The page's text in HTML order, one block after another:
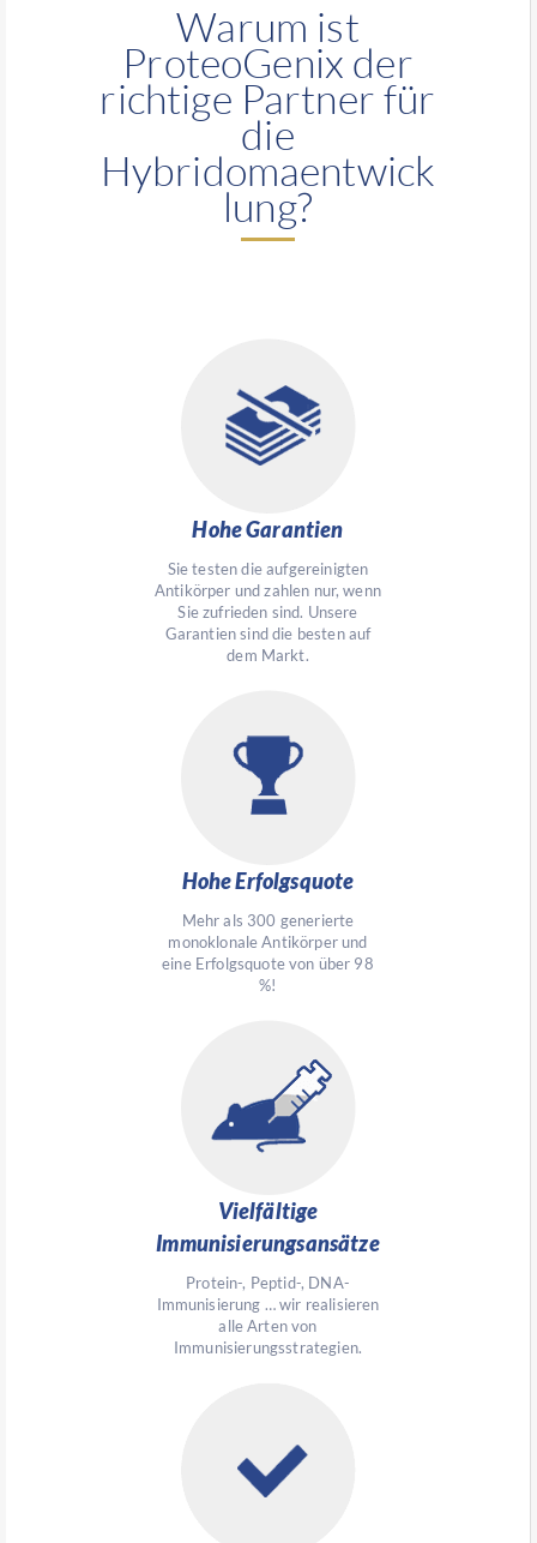
Warum ist
ProteoGenix der
richtige Partner für
die
Hybridomaentwick
lung?
Hohe Garantien
Sie testen die aufgereinigten
Antikörper und zahlen nur, wenn
Sie zufrieden sind. Unsere
Garantien sind die besten auf
dem Markt.
Hohe Erfolgsquote
Mehr als 300 generierte
monoklonale Antikörper und
eine Erfolgsquote von über 98
%!
Vielfältige
Immunisierungsansätze
Protein-, Peptid-, DNA-
Immunisierung … wir realisieren
alle Arten von
Immunisierungsstrategien.